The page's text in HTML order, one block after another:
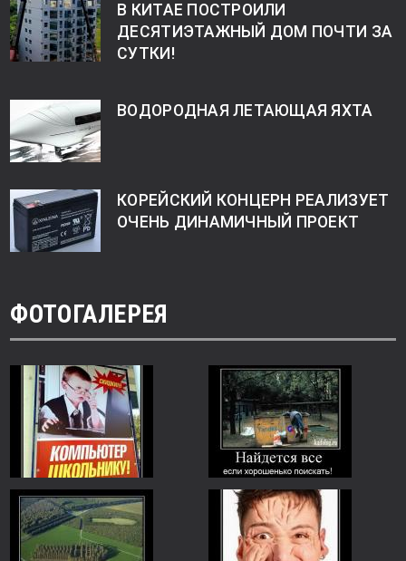
В КИТАЕ ПОСТРОИЛИ
ДЕСЯТИЭТАЖНЫЙ ДОМ ПОЧТИ ЗА
СУТКИ!
ВОДОРОДНАЯ ЛЕТАЮЩАЯ ЯХТА
КОРЕЙСКИЙ КОНЦЕРН РЕАЛИЗУЕТ
ОЧЕНЬ ДИНАМИЧНЫЙ ПРОЕКТ
ФОТОГАЛЕРЕЯ